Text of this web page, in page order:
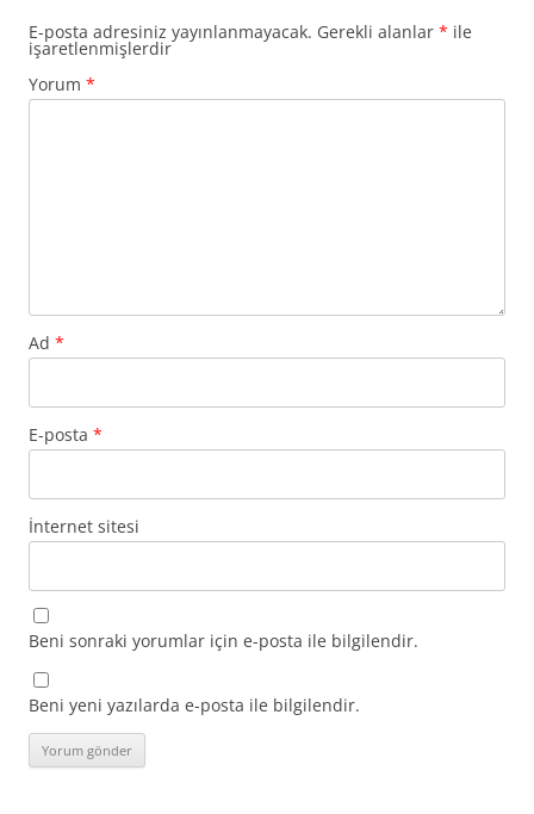
E-posta adresiniz yayınlanmayacak. Gerekli alanlar * ile
işaretlenmişlerdir
Yorum *
Ad *
E-posta *
İnternet sitesi
Beni sonraki yorumlar için e-posta ile bilgilendir.
Beni yeni yazılarda e-posta ile bilgilendir.